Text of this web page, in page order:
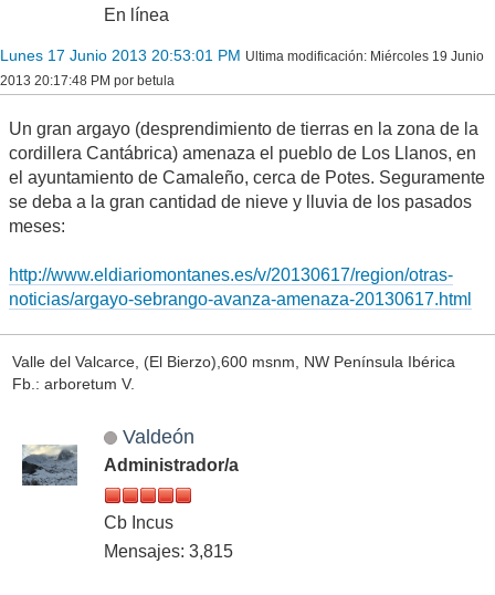
En línea
Lunes 17 Junio 2013 20:53:01 PM Ultima modificación: Miércoles 19 Junio
2013 20:17:48 PM por betula
Un gran argayo (desprendimiento de tierras en la zona de la
cordillera Cantábrica) amenaza el pueblo de Los Llanos, en
el ayuntamiento de Camaleño, cerca de Potes. Seguramente
se deba a la gran cantidad de nieve y lluvia de los pasados
meses:
http://www.eldiariomontanes.es/v/20130617/region/otras-
noticias/argayo-sebrango-avanza-amenaza-20130617.html
Valle del Valcarce, (El Bierzo),600 msnm, NW Península Ibérica
Fb.: arboretum V.
Valdeón
Administrador/a
Cb Incus
Mensajes: 3,815